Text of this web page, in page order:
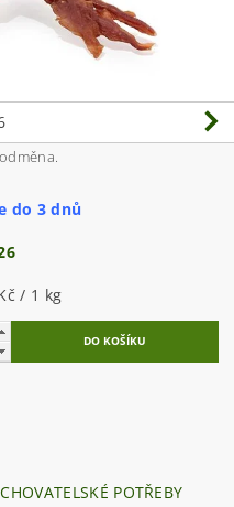
do 3 dnů
/ 1 kg
POTŘEBY